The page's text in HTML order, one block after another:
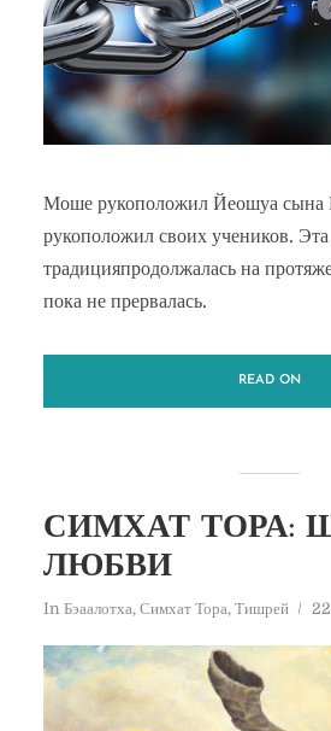
Моше рукоположил Йеошуа сына
рукоположил своих учеников. Эта
традицияпродолжалась на
пока не прервалась.
READ ON
СИМХАТ ТОРА:
ЛЮБВИ
In Бэаалотха, Симхат Тора, Тишрей